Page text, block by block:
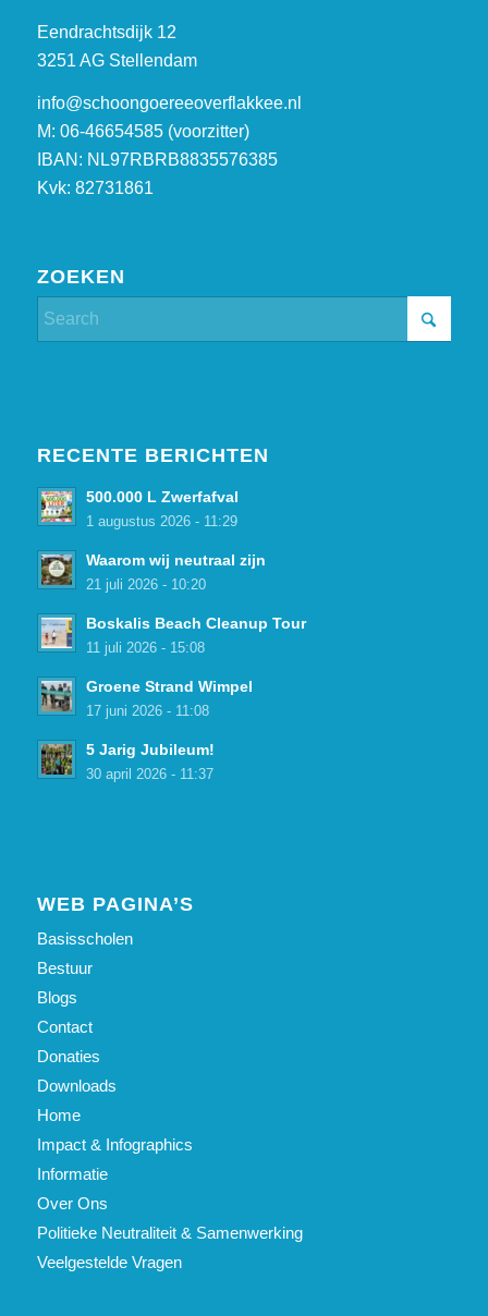
Eendrachtsdijk 12
3251 AG Stellendam
info@schoongoereeoverflakkee.nl
M: 06-46654585 (voorzitter)
IBAN: NL97RBRB8835576385
Kvk: 82731861
ZOEKEN
RECENTE BERICHTEN
500.000 L Zwerfafval
1 augustus 2026 - 11:29
Waarom wij neutraal zijn
21 juli 2026 - 10:20
Boskalis Beach Cleanup Tour
11 juli 2026 - 15:08
Groene Strand Wimpel
17 juni 2026 - 11:08
5 Jarig Jubileum!
30 april 2026 - 11:37
WEB PAGINA’S
Basisscholen
Bestuur
Blogs
Contact
Donaties
Downloads
Home
Impact & Infographics
Informatie
Over Ons
Politieke Neutraliteit & Samenwerking
Veelgestelde Vragen